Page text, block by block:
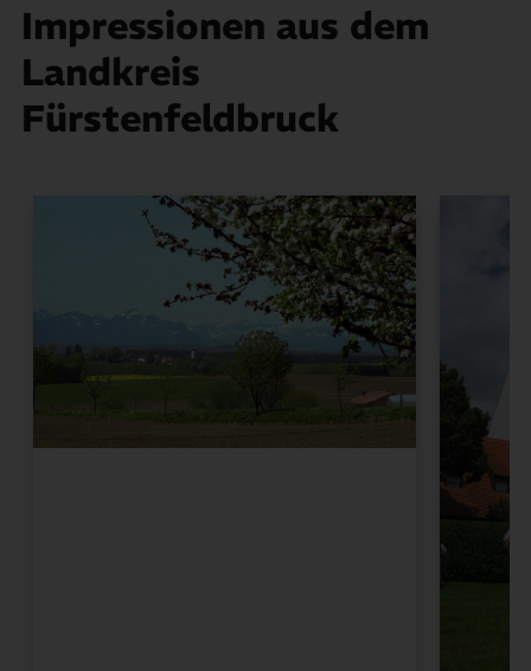
Impressionen aus dem
Landkreis
Fürstenfeldbruck